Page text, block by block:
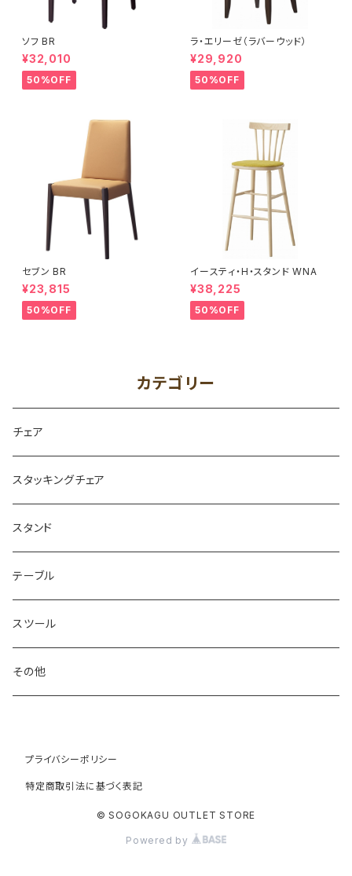
ソフ BR
¥32,010
50%OFF
ラ・エリーゼ（ラバーウッド）
¥29,920
50%OFF
セブン BR
¥23,815
50%OFF
イースティ・H・スタンド WNA
¥38,225
50%OFF
カテゴリー
チェア
スタッキングチェア
スタンド
テーブル
スツール
その他
プライバシーポリシー
特定商取引法に基づく表記
© SOGOKAGU OUTLET STORE
Powered by